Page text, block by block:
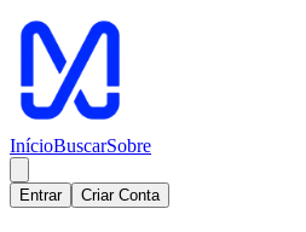
InícioBuscarSobre
Entrar Criar Conta